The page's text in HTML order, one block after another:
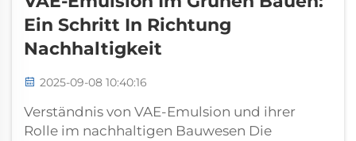
Ein Schritt In Richtung
Nachhaltigkeit
2025-09-08 10:40:16
Verständnis von VAE-Emulsion und ihrer
Rolle im nachhaltigen Bauwesen Die